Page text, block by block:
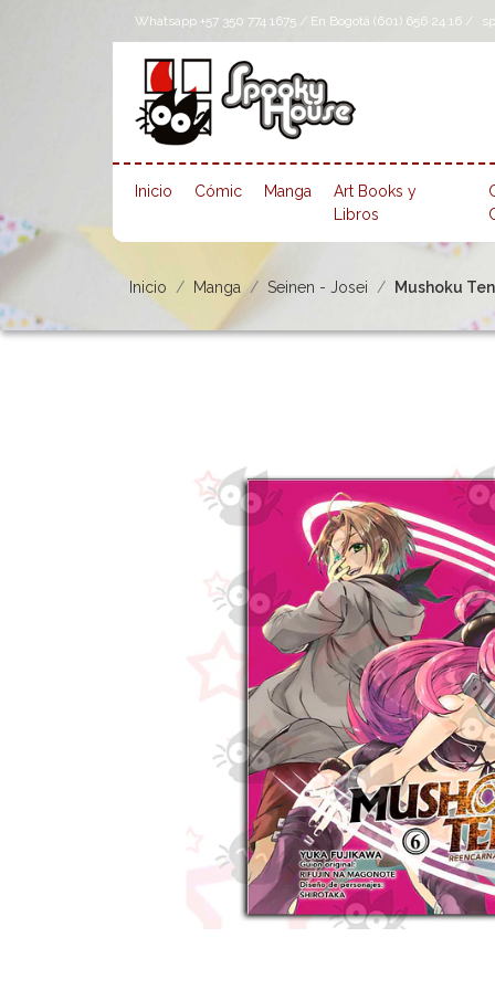
Whatsapp +57 350 774 1675 / En Bogotá (601) 656 24 16 /
Inicio Cómic Manga
Art Books y
Libros
Inicio Manga Seinen - Josei Mushoku